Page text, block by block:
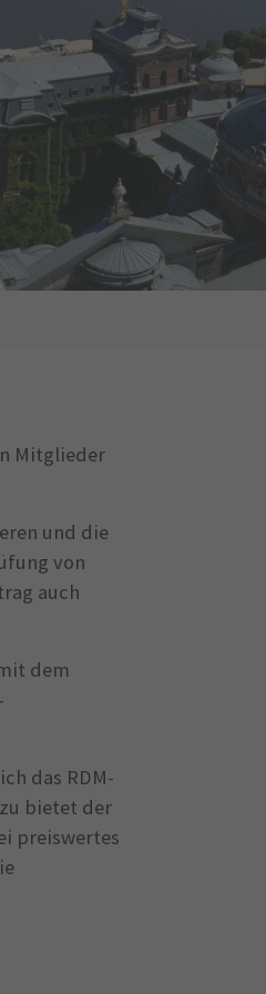
Mitglieder
und die
von
auch
dem
das RDM-
bietet der
preiswertes